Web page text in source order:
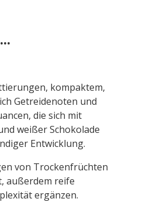
kompaktem,
Getreidenoten und
die sich mit
weißer Schokolade
Entwicklung.
von Trockenfrüchten
außerdem reife
ergänzen.